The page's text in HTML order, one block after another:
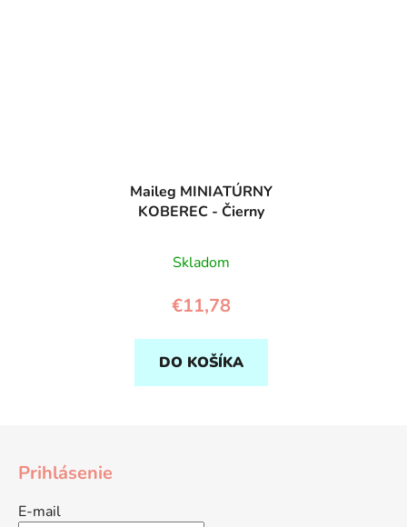
Maileg MINIATÚRNY
KOBEREC - Čierny
Skladom
€11,78
DO KOŠÍKA
Prihlásenie
E-mail